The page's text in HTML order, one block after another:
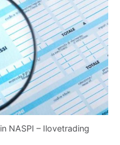
NASPI – Ilovetrading